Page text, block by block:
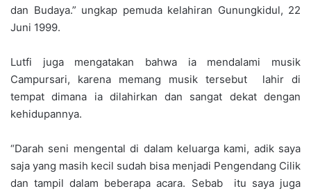
dan Budaya.” ungkap pemuda kelahiran Gunungkidul, 22
Juni 1999.
Lutfi juga mengatakan bahwa ia mendalami musik
Campursari, karena memang musik tersebut lahir di
tempat dimana ia dilahirkan dan sangat dekat dengan
kehidupannya.
“Darah seni mengental di dalam keluarga kami, adik saya
saja yang masih kecil sudah bisa menjadi Pengendang Cilik
dan tampil dalam beberapa acara. Sebab itu saya juga